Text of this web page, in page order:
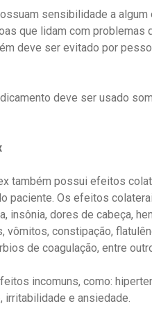
sensibilidade a
que lidam com problemas
deve ser evitado por
deve ser usado
também possui efeitos
paciente. Os efeitos
insônia, dores de cabeça,
constipação,
de coagulação, entre
incomuns, como:
irritabilidade e ansiedade.